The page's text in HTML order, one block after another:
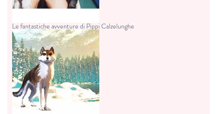
Le fantastiche avventure di Pippi Calzelunghe